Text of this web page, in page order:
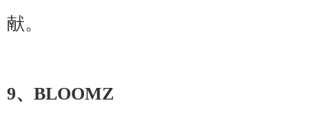
献。
9、BLOOMZ